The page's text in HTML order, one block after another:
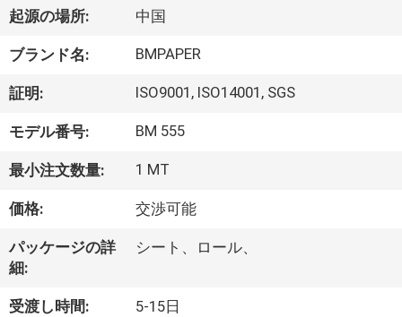
品
わ
た
し
ち
に
つ
起源の場所: 中国
ブランド名: BMPAPER
証明: ISO9001, ISO14001, SGS
モデル番号: BM 555
最小注文数量: 1 MT
価格: 交渉可能
パッケージの詳
細:
シート、ロール、
受渡し時間: 5-15日